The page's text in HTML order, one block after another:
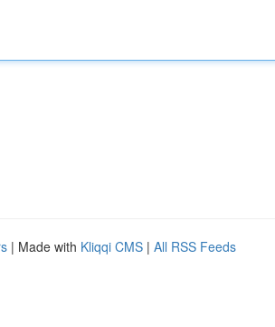
| Made with Kliqqi CMS | All RSS Feeds